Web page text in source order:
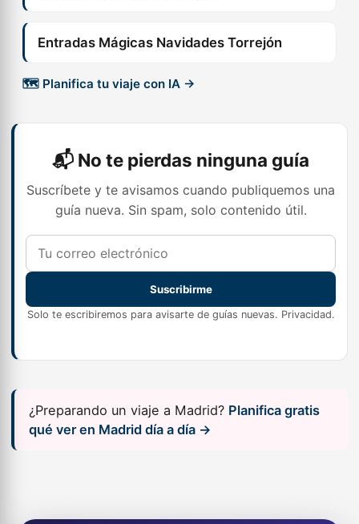
Entradas Mágicas Navidades Torrejón
🗺️ Planifica tu viaje con IA →
📬 No te pierdas ninguna guía
Suscríbete y te avisamos cuando publiquemos una
guía nueva. Sin spam, solo contenido útil.
Suscribirme
Solo te escribiremos para avisarte de guías nuevas. Privacidad.
¿Preparando un viaje a Madrid? Planifica gratis
qué ver en Madrid día a día →